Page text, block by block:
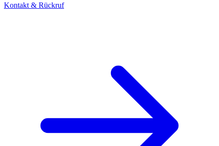
Kontakt & Rückruf